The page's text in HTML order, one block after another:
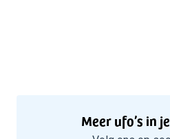
Meer ufo’s in